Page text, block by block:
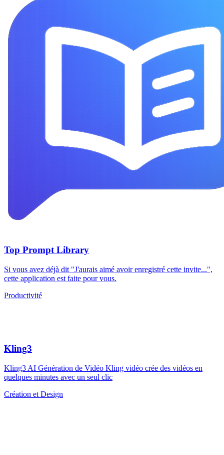
Top Prompt Library
Si vous avez déjà dit "J'aurais aimé avoir enregistré cette invite...",
cette application est faite pour vous.
Productivité
Kling3
Kling3 AI Génération de Vidéo Kling vidéo crée des vidéos en
quelques minutes avec un seul clic
Création et Design